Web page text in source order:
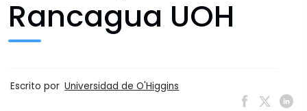
Rancagua UOH
Escrito por Universidad de O'Higgins